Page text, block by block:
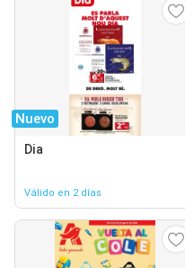
Nuevo
Dia
Válido en 2 días